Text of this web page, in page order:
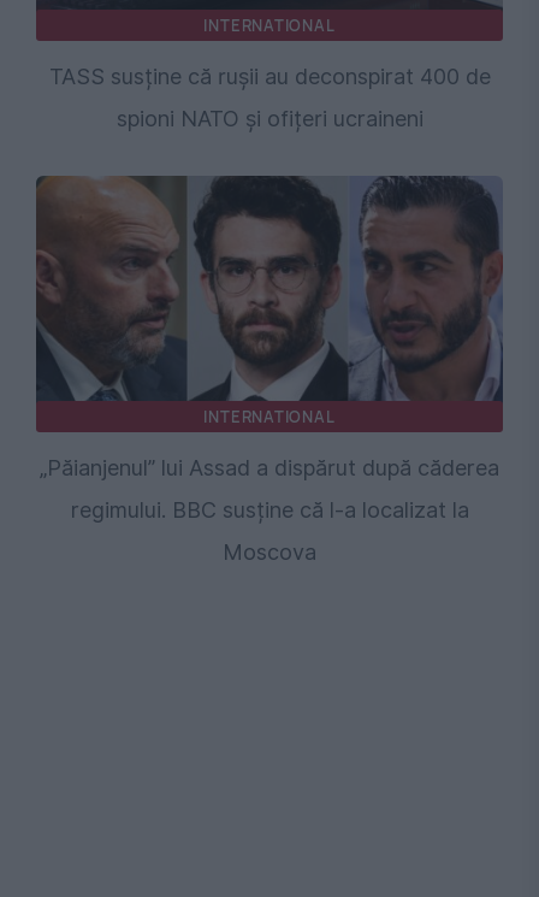
INTERNATIONAL
TASS susține că rușii au deconspirat 400 de
spioni NATO și ofițeri ucraineni
INTERNATIONAL
„Păianjenul” lui Assad a dispărut după căderea
regimului. BBC susține că l-a localizat la
Moscova